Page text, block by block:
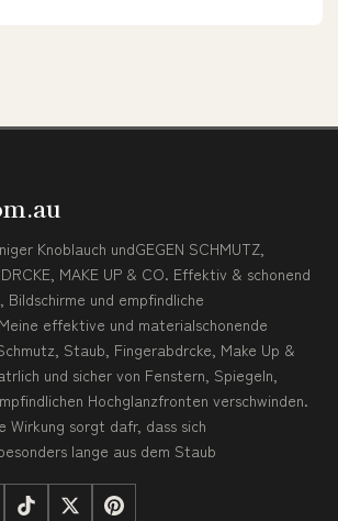
Knoblauch undGEGEN SCHMUTZ,
MAKE UP & CO. Effektiv & schonend
und empfindliche
effektive und materialschonende
Staub, Fingerabdrcke, Make Up &
und sicher von Fenstern, Spiegeln,
Hochglanzfronten verschwinden.
Wirkung sorgt dafr, dass sich
lange aus dem Staub